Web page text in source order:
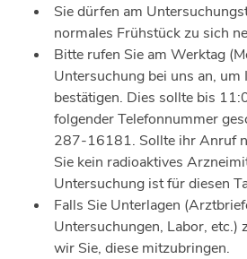
Sie dürfen am
normales Frühstück zu sich
Bitte rufen Sie am Werktag
Untersuchung bei uns an, um
bestätigen. Dies sollte bis
folgender Telefonnummer
287-16181. Sollte ihr Anruf
Sie kein radioaktives
Untersuchung ist für diesen
Falls Sie Unterlagen
Untersuchungen, Labor, etc.)
wir Sie, diese mitzubringen.